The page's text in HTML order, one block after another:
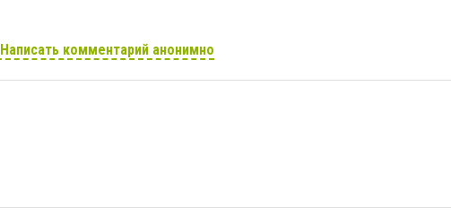
Написать комментарий анонимно